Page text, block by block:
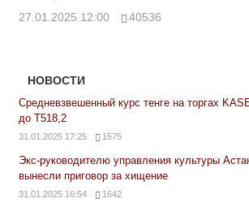
27.01.2025 12:00 40536
НОВОСТИ
Средневзвешенный курс тенге на торгах
до Т518,2
31.01.2025 17:25 1575
Экс-руководителю управления культуры
вынесли приговор за хищение
31.01.2025 16:54 1642